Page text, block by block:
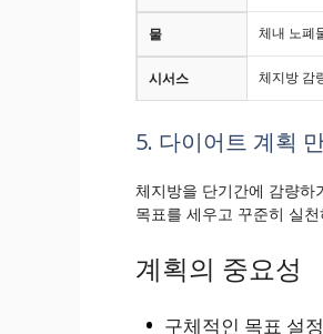
물 체내 노폐
시서스 체지방 감
5. 다이어트 계획
체지방을 단기간에 감량하
목표를 세우고 꾸준히 실
계획의 중요성
구체적인 목표 설